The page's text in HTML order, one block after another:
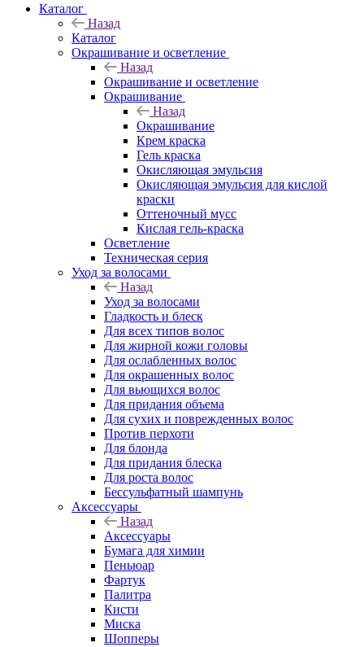
Каталог
Назад
Каталог
Окрашивание и осветление
Назад
Окрашивание и осветление
Окрашивание
Назад
Окрашивание
Крем краска
Гель краска
Окисляющая эмульсия
Окисляющая эмульсия для кислой
краски
Оттеночный мусс
Кислая гель-краска
Осветление
Техническая серия
Уход за волосами
Назад
Уход за волосами
Гладкость и блеск
Для всех типов волос
Для жирной кожи головы
Для ослабленных волос
Для окрашенных волос
Для вьющихся волос
Для придания объема
Для сухих и поврежденных волос
Против перхоти
Для блонда
Для придания блеска
Для роста волос
Бессульфатный шампунь
Аксессуары
Назад
Аксессуары
Бумага для химии
Пеньюар
Фартук
Палитра
Кисти
Миска
Шопперы